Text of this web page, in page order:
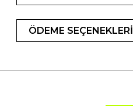
ÖDEME SEÇENEKLERİ